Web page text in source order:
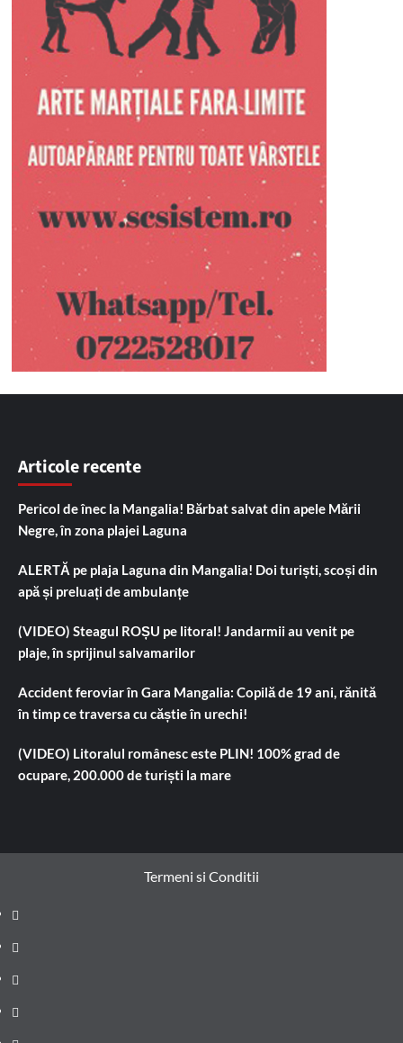
Articole recente
Pericol de înec la Mangalia! Bărbat salvat din apele Mării
Negre, în zona plajei Laguna
ALERTĂ pe plaja Laguna din Mangalia! Doi turiști, scoși din
apă și preluați de ambulanțe
(VIDEO) Steagul ROȘU pe litoral! Jandarmii au venit pe
plaje, în sprijinul salvamarilor
Accident feroviar în Gara Mangalia: Copilă de 19 ani, rănită
în timp ce traversa cu căștie în urechi!
(VIDEO) Litoralul românesc este PLIN! 100% grad de
ocupare, 200.000 de turiști la mare
Termeni si Conditii
Prima
pagină
Știri
de
ultima
Administrație
locală
Actualitate